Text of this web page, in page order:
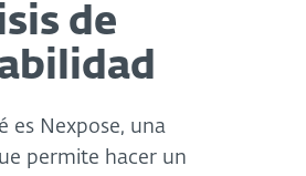
de
es Nexpose, una
permite hacer un